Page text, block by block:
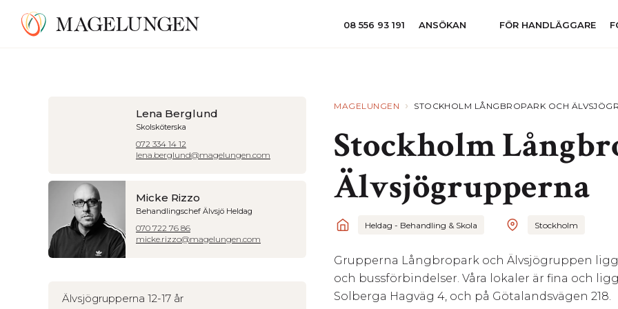
08 556 93 191 ANSÖKAN FÖR HANDLÄGGARE
Lena Berglund
Skolsköterska
072 334 14 12
lena.berglund@magelungen.com
Micke Rizzo
Behandlingschef Älvsjö Heldag
070 722 76 86
micke.rizzo@magelungen.com
Älvsjögrupperna 12-17 år
MAGELUNGEN › STOCKHOLM LÅNGBROPARK OCH
Stockholm
Älvsjögrupperna
Heldag - Behandling & Skola Stockholm
Grupperna Långbropark och Älvsjögruppen
och bussförbindelser. Våra lokaler är fina och
Solberga Hagväg 4, och på Götalandsvägen 218.